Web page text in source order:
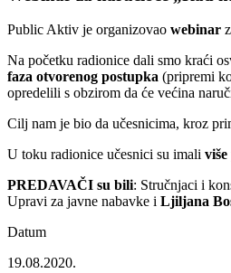
Public Aktiv je organizovao webinar
Na početku radionice dali smo kraći
faza otvorenog postupka (pripremi
opredelili s obzirom da će većina
Cilj nam je bio da učesnicima, kroz
U toku radionice učesnici su imali
PREDAVAČI su bili: Stručnjaci i
Upravi za javne nabavke i Ljiljana
Datum
19.08.2020.